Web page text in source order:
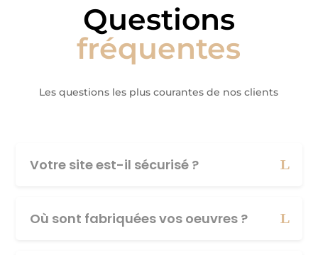
Questions
fréquentes
Les questions les plus courantes de nos clients
Votre site est-il sécurisé ?
Où sont fabriquées vos oeuvres ?